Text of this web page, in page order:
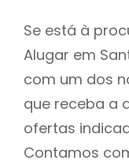
Se está à
Alugar em
com um dos
que receba a
ofertas
Contamos